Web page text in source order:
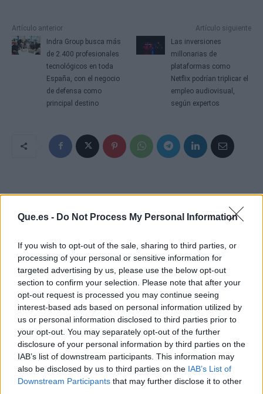
Que.es - Do Not Process My Personal Information
If you wish to opt-out of the sale, sharing to third parties, or
processing of your personal or sensitive information for
targeted advertising by us, please use the below opt-out
section to confirm your selection. Please note that after your
opt-out request is processed you may continue seeing
interest-based ads based on personal information utilized by
us or personal information disclosed to third parties prior to
your opt-out. You may separately opt-out of the further
disclosure of your personal information by third parties on the
IAB’s list of downstream participants. This information may
also be disclosed by us to third parties on the IAB’s List of
Downstream Participants that may further disclose it to other
Artículo anterior
Indra Group busca más
de 2.400 profesionales
tecnológicos en toda
España, con el negocio
de defensa como
principal destino
Artículo siguiente
Las inversiones
millonarias de
plataformas como
Netflix podrían triplicar el
empleo audiovisual,
según expertos
Publicidad